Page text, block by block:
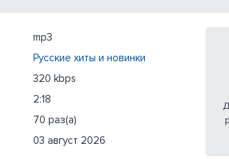
mp3
Русские хиты и новинки
320 kbps
2:18
70 раз(а)
03 август 2026